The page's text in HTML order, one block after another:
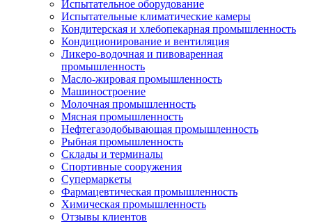
Испытательное оборудование
Испытательные климатические камеры
Кондитерская и хлебопекарная промышленность
Кондиционирование и вентиляция
Ликеро-водочная и пивоваренная
промышленность
Масло-жировая промышленность
Машиностроение
Молочная промышленность
Мясная промышленность
Нефтегазодобывающая промышленность
Рыбная промышленность
Склады и терминалы
Спортивные сооружения
Супермаркеты
Фармацевтическая промышленность
Химическая промышленность
Отзывы клиентов